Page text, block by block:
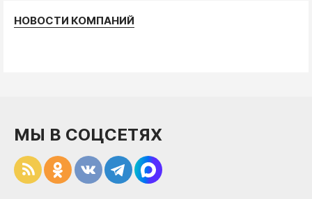
НОВОСТИ КОМПАНИЙ
МЫ В СОЦСЕТЯХ